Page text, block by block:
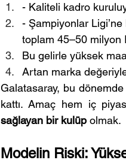
- Kaliteli kadro
- Şampiyonlar
toplam 45–50 milyon
Bu gelirle yüksek
Artan marka
Galatasaray, bu
kattı. Amaç hem iç
sağlayan bir kulüp olmak.
Modelin Riski: